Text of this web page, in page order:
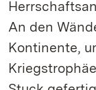
An den
Kontinente,